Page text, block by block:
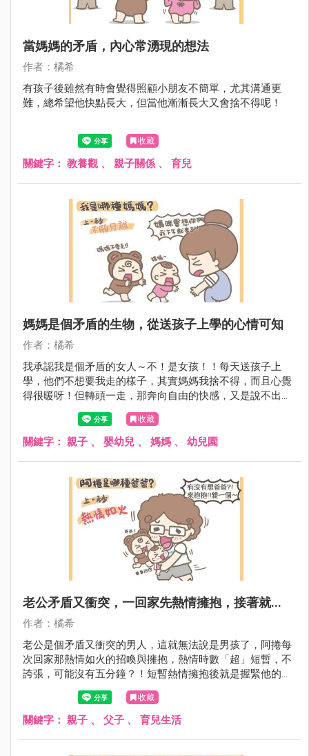
當媽媽的矛盾，內心常湧現的想法
作者：橘希
有孩子後雖然有時會覺得照顧小朋友不簡單，尤其溝通更
難，總希望他快點長大，但當他漸漸長大又會捨不得呢！
收藏
關鍵字： 教養觀、 親子關係 、 育兒
媽媽是個矛盾的生物，從送孩子上學的心情可知
作者：橘希
我承認我是個矛盾的女人～不！是女孩！！每天送孩子上
學，他們不想要我走的樣子，其實媽媽我捨不得，而且心覺
得很暖呀！但轉頭一走，那奔向自由的快感，又是說不出的
舒爽呀～～！「我自由了！」在心中吶喊～有女孩跟我一樣
收藏
關鍵字： 親子 、 嬰幼兒 、 媽媽 、 幼兒園
老公矛盾又衝突，一回家先熱情擁抱，接著就...
作者：橘希
老公是個矛盾又衝突的男人，這就無法說是男孩了，阿捲每
次回家那熱情如火的招喚與擁抱，熱情時數「超」短暫，不
誇張，可能沒有五分鐘？！短暫熱情擁抱後就是握緊他的手
機時間了。再來的時間，人跟手機／電腦像是強力磁鐵般不
可分離，屁股也在某一定點不可分離，唉...不想多說了，女
孩，你家老公也是這樣嗎？
收藏
關鍵字： 親子 、 父子 、 育兒生活